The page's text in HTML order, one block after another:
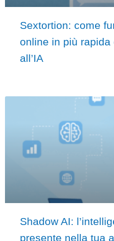
Sextortion: come
online in più rapida
all’IA
Shadow AI:
presente nella tua